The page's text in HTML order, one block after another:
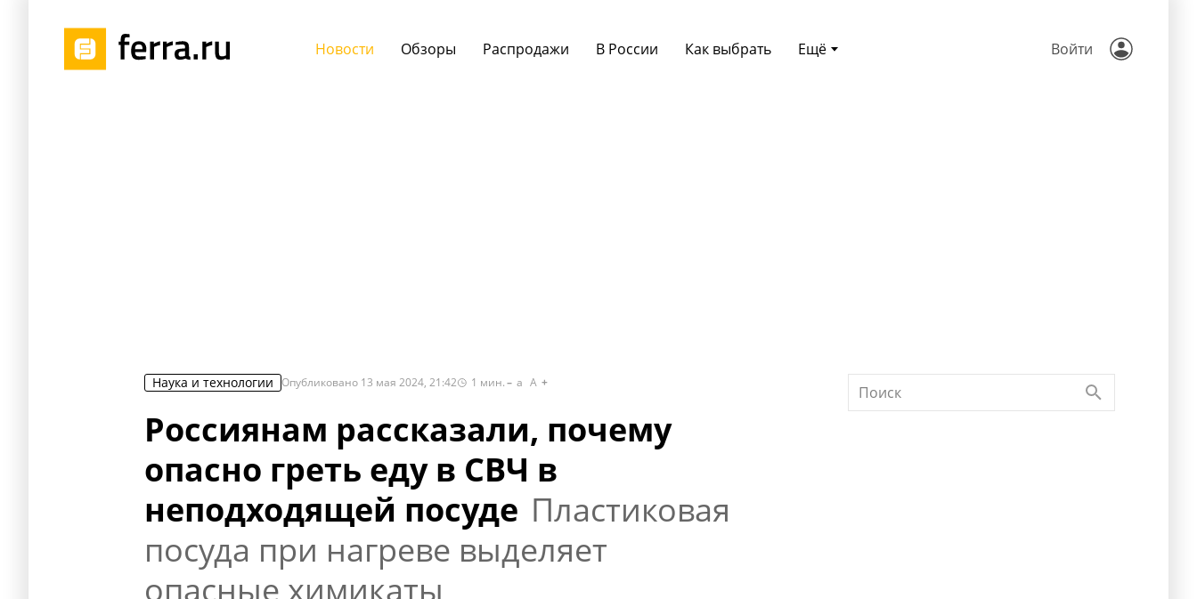
Ещё
Новости Обзоры Распродажи В России Как выбрать Войти
Наука и технологии Опубликовано 13 мая 2024, 21:42 1 мин. a A
Россиянам рассказали, почему
опасно греть еду в СВЧ в
неподходящей посуде Пластиковая
посуда при нагреве выделяет
опасные химикаты